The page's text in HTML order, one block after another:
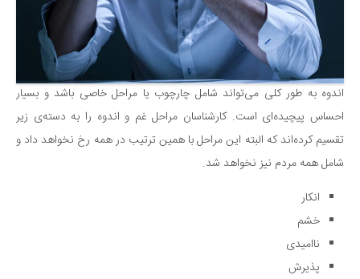
معماری
علمی
فناوری‌ها
نجوم و هوا فضا
زمین و محیط زیست
خودرو
دانستنی‌ها
بازی
طنز
اندوه به طور کلی می‌تواند شامل چارچوب یا مراحل خاصی باشد و بسیار
احساس پیچیده‌ای است. کارشناسان مراحل غم و اندوه را به دسته‌ی زیر
تقسیم کرده‌اند که البته این مراحل با همین ترتیب در همه رخ نخواهد داد و
شامل همه مردم نیز نخواهد شد.
انکار
خشم
ناامیدی
پذیرش